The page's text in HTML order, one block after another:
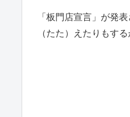
「板門店宣言」が発
（たた）えたりもす